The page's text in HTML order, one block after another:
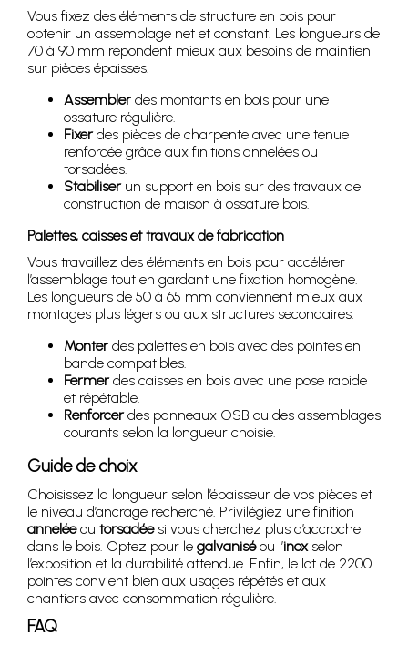
Vous fixez des éléments de structure en bois pour
obtenir un assemblage net et constant. Les longueurs de
70 à 90 mm répondent mieux aux besoins de maintien
sur pièces épaisses.
Assemblerdes montants en bois pour une
ossature régulière.
Fixerdes pièces de charpente avec une tenue
renforcée grâce aux finitions annelées ou
torsadées.
Stabiliserun support en bois sur des travaux de
construction de maison à ossature bois.
Palettes, caisses et travaux de fabrication
Vous travaillez des éléments en bois pour accélérer
l’assemblage tout en gardant une fixation homogène.
Les longueurs de 50 à 65 mm conviennent mieux aux
montages plus légers ou aux structures secondaires.
Monterdes palettes en bois avec des pointes en
bande compatibles.
Fermerdes caisses en bois avec une pose rapide
et répétable.
Renforcerdes panneaux OSB ou des assemblages
courants selon la longueur choisie.
Guide de choix
Choisissez la longueur selon l’épaisseur de vos pièces et
le niveau d’ancrage recherché. Privilégiez une finition
anneléeou torsadéesi vous cherchez plus d’accroche
dans le bois. Optez pour le galvaniséou l’inoxselon
l’exposition et la durabilité attendue. Enfin, le lot de 2200
pointes convient bien aux usages répétés et aux
chantiers avec consommation régulière.
FAQ